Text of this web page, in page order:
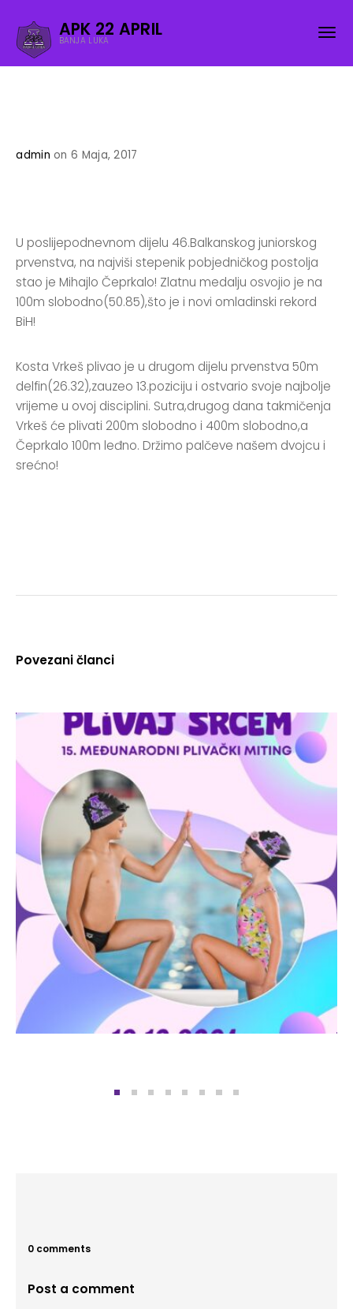
APK 22 APRIL
BANJA LUKA
admin on 6 Maja, 2017
U poslijepodnevnom dijelu 46.Balkanskog juniorskog
prvenstva, na najviši stepenik pobjedničkog postolja
stao je Mihajlo Čeprkalo! Zlatnu medalju osvojio je na
100m slobodno(50.85),što je i novi omladinski rekord
BiH!
Kosta Vrkeš plivao je u drugom dijelu prvenstva 50m
delfin(26.32),zauzeo 13.poziciju i ostvario svoje najbolje
vrijeme u ovoj disciplini. Sutra,drugog dana takmičenja
Vrkeš će plivati 200m slobodno i 400m slobodno,a
Čeprkalo 100m leđno. Držimo palčeve našem dvojcu i
srećno!
Povezani članci
0 comments
Post a comment